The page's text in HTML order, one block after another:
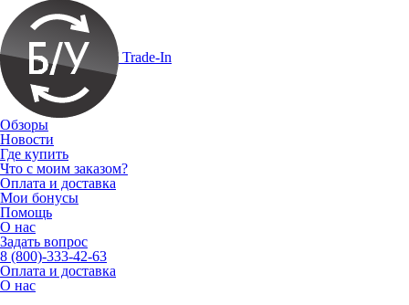
Trade-In
Обзоры
Новости
Где купить
Что с моим заказом?
Оплата и доставка
Мои бонусы
Помощь
О нас
Задать вопрос
8 (800)-333-42-63
Оплата и доставка
О нас